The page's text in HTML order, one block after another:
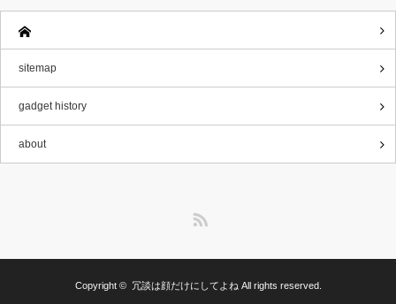
sitemap
gadget history
about
Copyright © 冗談は顔だけにしてよね All rights reserved.